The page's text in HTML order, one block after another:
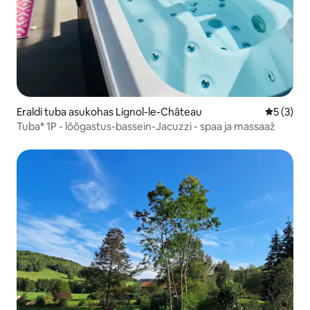
Eraldi tuba asukohas Lignol-le-Château
5 (3)
Tuba* 1P - lõõgastus-bassein-Jacuzzi - spaa ja massaaž